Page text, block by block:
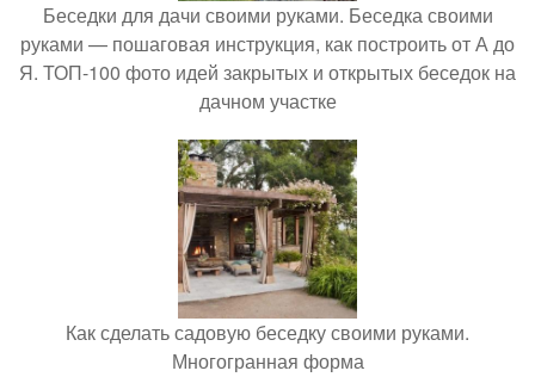
Беседки для дачи своими руками. Беседка своими
руками — пошаговая инструкция, как построить от А до
Я. ТОП-100 фото идей закрытых и открытых беседок на
дачном участке
Как сделать садовую беседку своими руками.
Многогранная форма